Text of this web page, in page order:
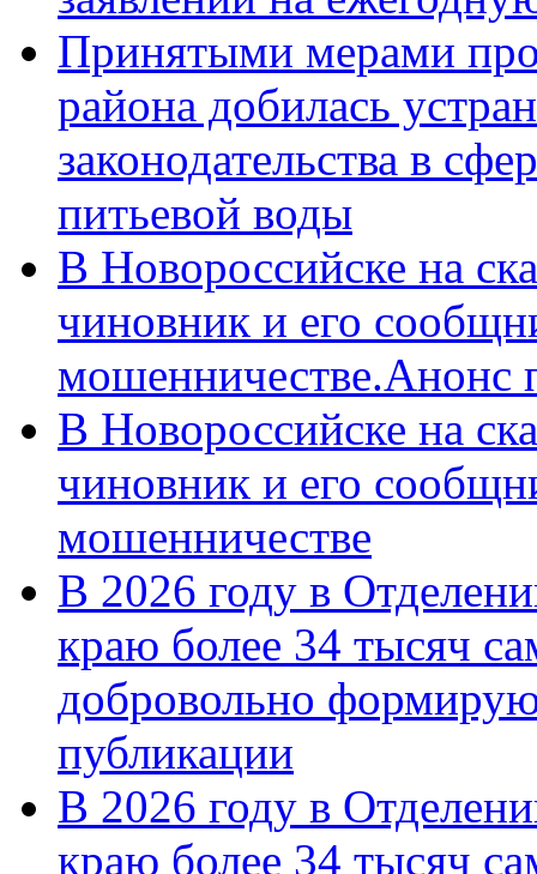
Принятыми мерами
района добилась
законодательства в
питьевой воды
В Новороссийске на
чиновник и его
мошенничестве.Анонс
В Новороссийске на
чиновник и его
мошенничестве
В 2026 году в
краю более 34 тысяч
добровольно
публикации
В 2026 году в
краю более 34 тысяч